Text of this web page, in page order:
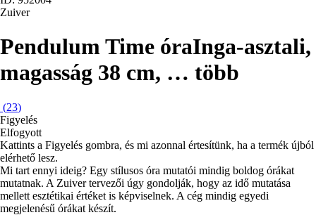
Zuiver
Pendulum Time óraInga-asztali,
magasság 38 cm, … több
(23)
Figyelés
Elfogyott
Kattints a Figyelés gombra, és mi azonnal értesítünk, ha a termék újból
elérhető lesz.
Mi tart ennyi ideig? Egy stílusos óra mutatói mindig boldog órákat
mutatnak. A Zuiver tervezői úgy gondolják, hogy az idő mutatása
mellett esztétikai értéket is képviselnek. A cég mindig egyedi
megjelenésű órákat készít.